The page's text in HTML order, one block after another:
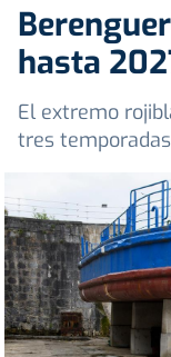
hasta
El extremo
tres